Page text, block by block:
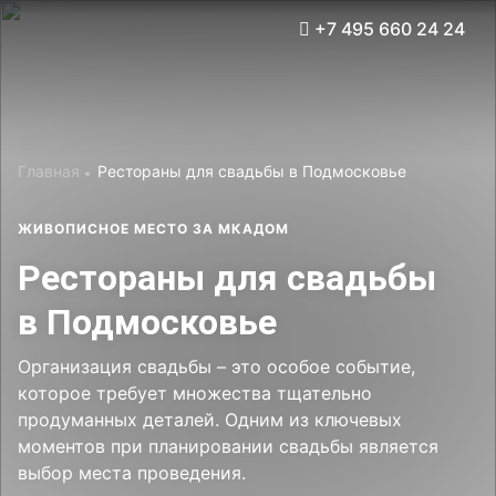
+7 495 660 24 24
Тариф «Всё включено»
Проживание
Об Отеле
Документы
Программа лояльности
Корп клиентам
Корпоративным клиентам
Свадьбы
Инфраструктура
Главная Рестораны для свадьбы в Подмосковье
ЖИВОПИСНОЕ МЕСТО ЗА МКАДОМ
Рестораны для свадьбы
в Подмосковье
Организация свадьбы – это особое событие,
которое требует множества тщательно
продуманных деталей. Одним из ключевых
моментов при планировании свадьбы является
выбор места проведения.